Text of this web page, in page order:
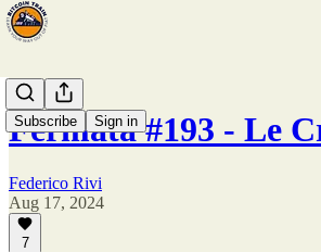
Subscribe Sign in
Fermata #193 - Le
Federico Rivi
Aug 17, 2024
7